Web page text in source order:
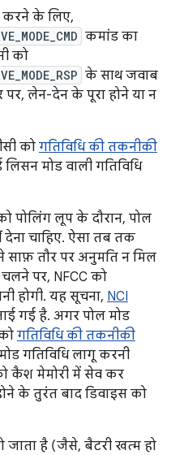
करने के लिए,
कमांड का
को
के साथ जवाब
पर, लेन-देन के पूरा होने या न
को गतिविधि की तकनीकी
मोड वाली गतिविधि
पोलिंग लूप के दौरान, पोल
चाहिए. ऐसा तब तक
साफ़ तौर पर अनुमति न मिल
पर, NFCC को
होगी. यह सूचना, NCI
गई है. अगर पोल मोड
गतिविधि की तकनीकी
गतिविधि लागू करनी
कैश मेमोरी में सेव कर
के तुरंत बाद डिवाइस को
जाता है (जैसे, बैटरी खत्म हो